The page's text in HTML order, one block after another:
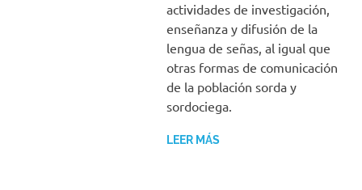
actividades de investigación,
enseñanza y difusión de la
lengua de señas, al igual que
otras formas de comunicación
de la población sorda y
sordociega.
LEER MÁS